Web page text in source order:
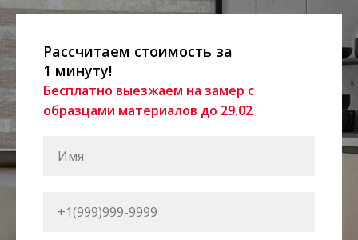
Рассчитаем стоимость за
1 минуту!
Бесплатно выезжаем на замер с
образцами материалов до 29.02